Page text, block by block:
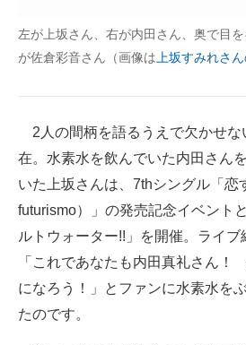
建設×テクノロジーの最前線
左が上坂さん、右が内田さん、奥で目
が佐倉彩音さん（画像は上坂すみれさ
2人の間柄を語るうえで欠かせな
在。水素水を飲んでいた内田さん
いた上坂さんは、7thシングル「恋
futurismo）」の発売記念イベント
ルトウォーター!!」を開催。ライ
「これであなたも内田真礼さん
になろう！」とファンに水素水を
たのです。